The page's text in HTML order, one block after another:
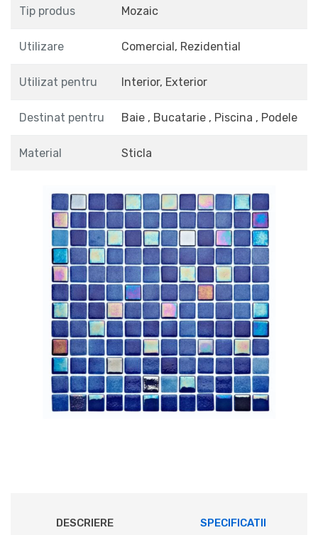
Tip produs Mozaic
Utilizare Comercial, Rezidential
Utilizat pentru Interior, Exterior
Destinat pentru Baie , Bucatarie , Piscina , Podele
Material Sticla
DESCRIERE SPECIFICATII